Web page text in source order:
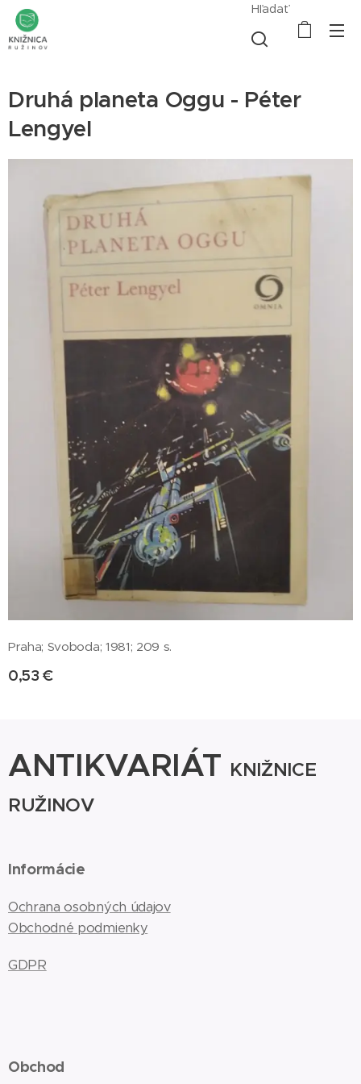
Hľadať
Druhá planeta Oggu - Péter
Lengyel
Praha; Svoboda; 1981; 209 s.
0,53 €
ANTIKVARIÁT KNIŽNICE
RUŽINOV
Informácie
Ochrana osobných údajov
Obchodné podmienky
GDPR
Obchod